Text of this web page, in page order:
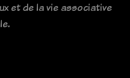
et de la vie associative